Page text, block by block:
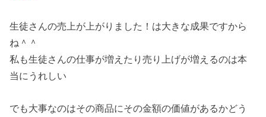
生徒さんの売上が上がりました！は大きな成果ですから
ね＾＾
私も生徒さんの仕事が増えたり売り上げが増えるのは本
当にうれしい
でも大事なのはその商品にその金額の価値があるかどう